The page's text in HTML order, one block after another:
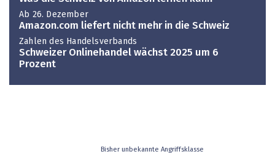
Ab 26. Dezember
Amazon.com liefert nicht mehr in die Schweiz
Zahlen des Handelsverbands
Schweizer Onlinehandel wächst 2025 um 6
Prozent
Bisher unbekannte Angriffsklasse